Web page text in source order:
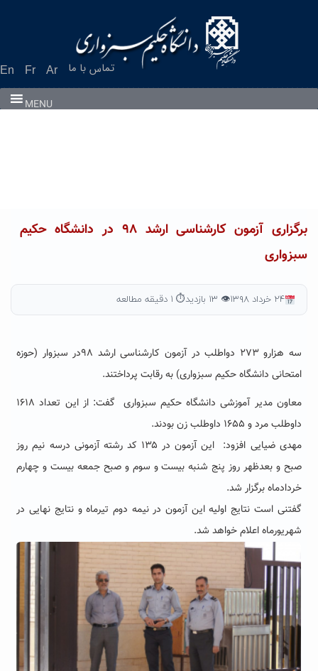
En Fr Ar تماس با ما
MENU
برگزاری آزمون کارشناسی ارشد ۹۸ در دانشگاه حکیم
سبزواری
۲۴ خرداد ۱۳۹۸ 👁 ۱۳ بازدید ⏱ ۱ دقیقه مطالعه
سه هزارو ۲۷۳ دواطلب در آزمون کارشناسی ارشد ۹۸در سبزوار (حوزه
امتحانی دانشگاه حکیم سبزواری) به رقابت پرداختند.
معاون مدیر آموزشی دانشگاه حکیم سبزواری گفت: از این تعداد ۱۶۱۸
داوطلب مرد و ۱۶۵۵ داوطلب زن بودند.
مهدی ضیایی افزود: این آزمون در ۱۳۵ کد رشته آزمونی درسه نیم روز
صبح و بعدظهر روز پنج شنبه بیست و سوم و صبح جمعه بیست و چهارم
خردادماه برگزار شد.
گفتنی است نتایج اولیه این آزمون در نیمه دوم تیرماه و نتایج نهایی در
شهریورماه اعلام خواهد شد.